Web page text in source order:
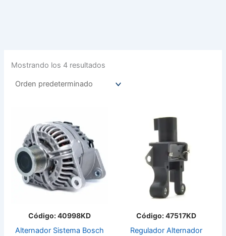
Mostrando los 4 resultados
Código: 40998KD
Alternador Sistema Bosch
Código: 47517KD
Regulador Alternador